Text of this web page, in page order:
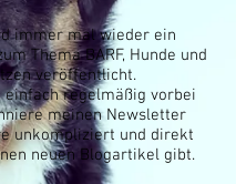
immer mal wieder ein
Thema BARF, Hunde und
veröffentlicht.
einfach regelmäßig vorbei
meinen Newsletter
unkompliziert und direkt
neuen Blogartikel gibt.